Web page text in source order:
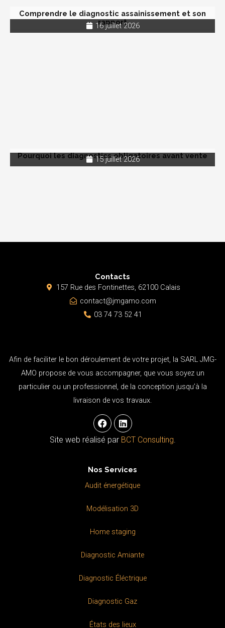
Comprendre le diagnostic assainissement et son
rapport
16 juillet 2026
Pourquoi les diagnostics obligatoires avant vente
15 juillet 2026
Contacts
157 Rue des Fontinettes, 62100 Calais
contact@jmgamo.com
03 74 73 52 41
Afin de faciliter le bon déroulement de votre projet, la SARL JMG-
AMO propose de vous accompagner, que vous soyez un
particulier ou un professionnel, de la conception jusqu’à la
livraison de vos travaux.
F
a
c
e
o
k
L
i
n
k
i
n
Site web réalisé par BCT Consulting.
Nos Services
Audit énergétique
Modélisation 3D
Home staging
Diagnostic Amiante
Diagnostic Éléctrique
Diagnostic Gaz
États des lieux